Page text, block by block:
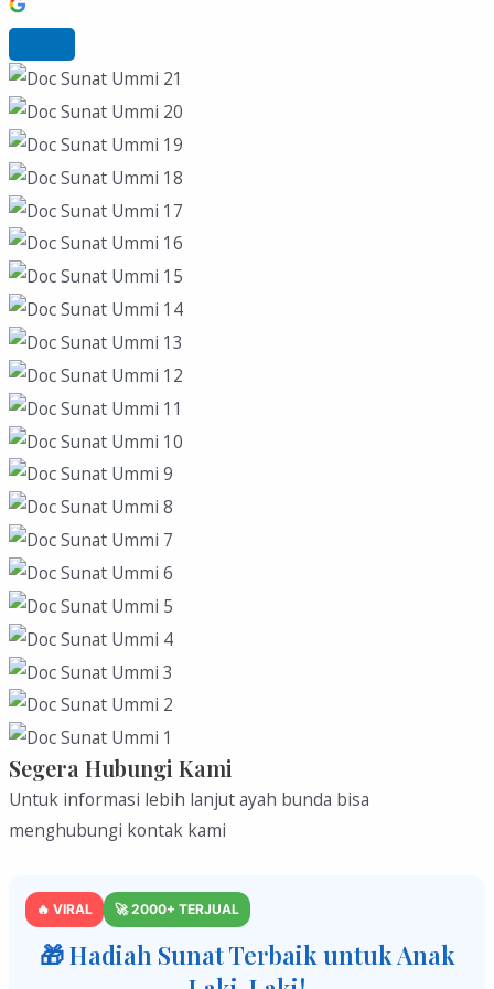
Segera Hubungi Kami
Untuk informasi lebih lanjut ayah bunda bisa
menghubungi kontak kami
🔥 VIRAL 🚀 2000+ TERJUAL
🎁 Hadiah Sunat Terbaik untuk Anak